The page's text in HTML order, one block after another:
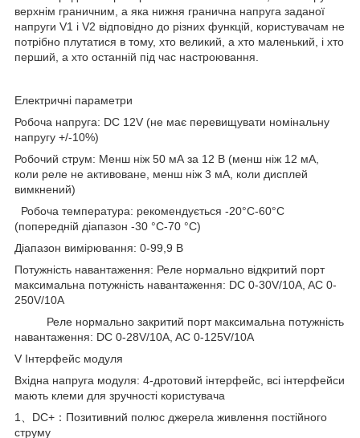
верхнім граничним, а яка нижня гранична напруга заданої
напруги V1 і V2 відповідно до різних функцій, користувачам не
потрібно плутатися в тому, хто великий, а хто маленький, і хто
перший, а хто останній під час настроювання.
Електричні параметри
Робоча напруга: DC 12V (не має перевищувати номінальну
напругу +/-10%)
Робочий струм: Менш ніж 50 мА за 12 В (менш ніж 12 мА,
коли реле не активоване, менш ніж 3 мА, коли дисплей
вимкнений)
Робоча температура: рекомендується -20°C-60°C
(попередній діапазон -30 °C-70 °C)
Діапазон вимірювання: 0-99,9 В
Потужність навантаження: Реле нормально відкритий порт
максимальна потужність навантаження: DC 0-30V/10A, AC 0-
250V/10A
Реле нормально закритий порт максимальна потужність
навантаження: DC 0-28V/10A, AC 0-125V/10A
V Інтерфейс модуля
Вхідна напруга модуля: 4-дротовий інтерфейс, всі інтерфейси
мають клеми для зручності користувача
1、DC+：Позитивний полюс джерела живлення постійного
струму